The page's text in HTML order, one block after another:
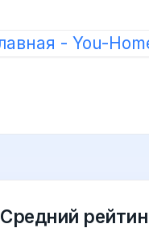
Средний